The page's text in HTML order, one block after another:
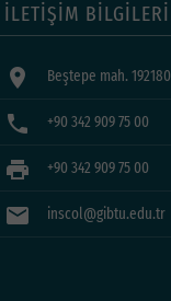
İLETİŞİM
location_on Beştepe mah.
phone +90 342 909 75 00
print +90 342 909 75 00
mail inscol@gibtu.edu.tr